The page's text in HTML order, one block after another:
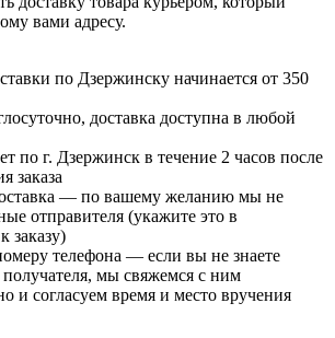
вами адресу.
по Дзержинску начинается от 350
доставка доступна в любой
по г. Дзержинск в течение 2 часов после
заказа
— по вашему желанию мы не
отправителя (укажите это в
заказу)
телефона — если вы не знаете
мы свяжемся с ним
и согласуем время и место вручения